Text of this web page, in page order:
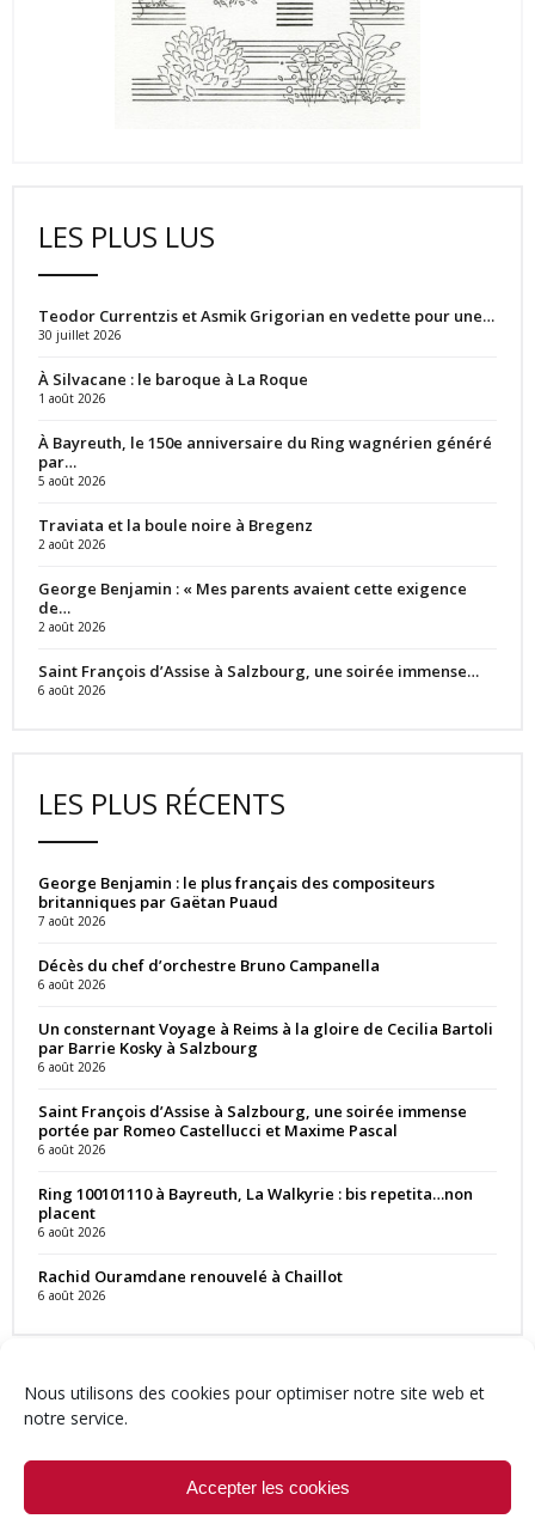
Nous utilisons des cookies pour optimiser notre site web et
notre service.
Accepter les cookies
LES PLUS LUS
Teodor Currentzis et Asmik Grigorian en vedette pour une…
30 juillet 2026
À Silvacane : le baroque à La Roque
1 août 2026
À Bayreuth, le 150e anniversaire du Ring wagnérien généré
par…
5 août 2026
Traviata et la boule noire à Bregenz
2 août 2026
George Benjamin : « Mes parents avaient cette exigence
de…
2 août 2026
Saint François d’Assise à Salzbourg, une soirée immense…
6 août 2026
LES PLUS RÉCENTS
George Benjamin : le plus français des compositeurs
britanniques par Gaëtan Puaud
7 août 2026
Décès du chef d’orchestre Bruno Campanella
6 août 2026
Un consternant Voyage à Reims à la gloire de Cecilia Bartoli
par Barrie Kosky à Salzbourg
6 août 2026
Saint François d’Assise à Salzbourg, une soirée immense
portée par Romeo Castellucci et Maxime Pascal
6 août 2026
Ring 100101110 à Bayreuth, La Walkyrie : bis repetita…non
placent
6 août 2026
Rachid Ouramdane renouvelé à Chaillot
6 août 2026